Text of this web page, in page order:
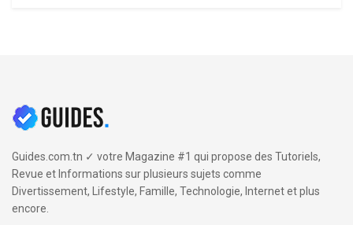
Guides.com.tn ✓ votre Magazine #1 qui propose des Tutoriels,
Revue et Informations sur plusieurs sujets comme
Divertissement, Lifestyle, Famille, Technologie, Internet et plus
encore.